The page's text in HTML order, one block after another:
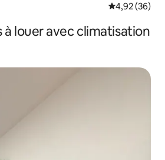
Note
4,92 (36)
louer avec climatisation